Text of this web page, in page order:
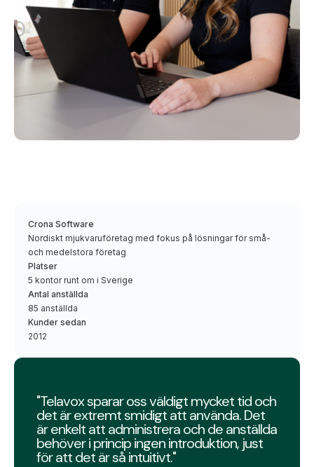
Crona Software
Nordiskt mjukvaruföretag med fokus på lösningar för små-
och medelstora företag
Platser
5 kontor runt om i Sverige
Antal anställda
85 anställda
Kunder sedan
2012
"Telavox sparar oss väldigt mycket tid och
det är extremt smidigt att använda. Det
är enkelt att administrera och de anställda
behöver i princip ingen introduktion, just
för att det är så intuitivt."